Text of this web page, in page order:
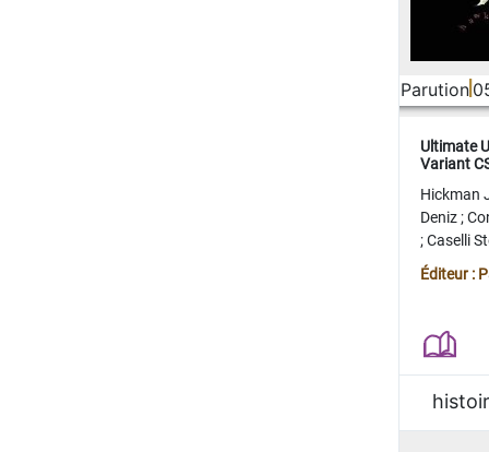
Parution
Ultimate
Variant
Hickman
Deniz;
;Caselli
Juan
Éditeur :